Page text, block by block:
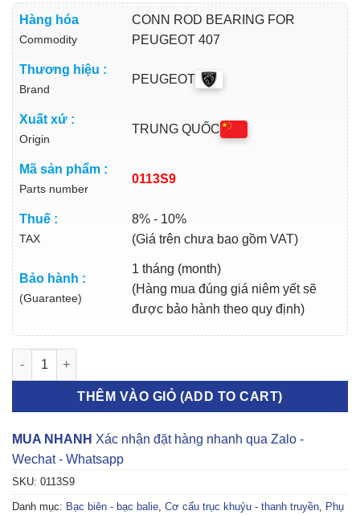
Hàng hóa
Commodity
CONN ROD BEARING FOR
PEUGEOT 407
Thương hiệu :
Brand
PEUGEOT
Xuất xứ :
Origin
TRUNG QUỐC
Mã sản phẩm :
Parts number
0113S9
Thuế :
TAX
8% - 10%
(Giá trên chưa bao gồm VAT)
Bảo hành :
(Guarantee)
1 tháng (month)
(Hàng mua đúng giá niêm yết sẽ
được bảo hành theo quy định)
BẠC BIÊN BẠC BALIE PEUGEOT 408 2012 | 0113S9 số lượng
THÊM VÀO GIỎ (ADD TO CART)
MUA NHANH Xác nhận đặt hàng nhanh qua Zalo -
Wechat - Whatsapp
SKU: 0113S9
Danh mục: Bạc biên - bạc balie Cơ cấu trục khuỷu - thanh truyền Phụ